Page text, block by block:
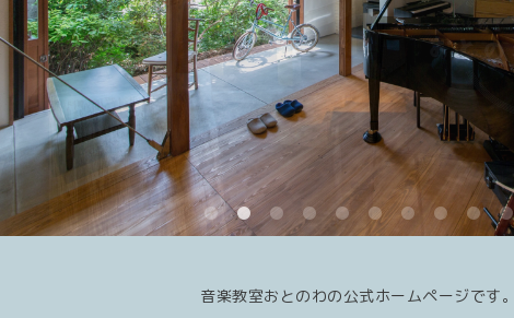
音楽教室おとのわの公式ホームページです。